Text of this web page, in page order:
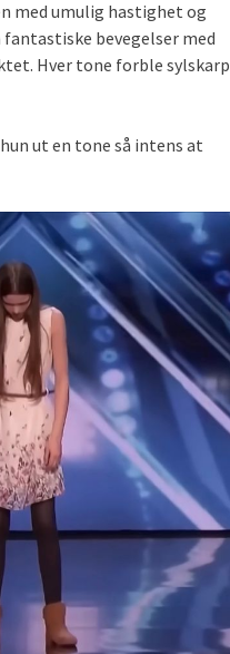
med umulig hastighet og
bevegelser med
Hver tone forble sylskarp
ut en tone så intens at